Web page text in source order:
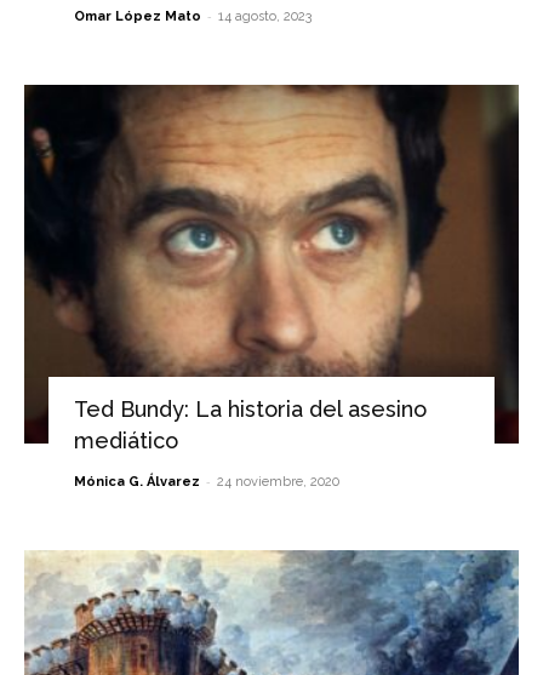
Omar López Mato - 14 agosto, 2023
Ted Bundy: La historia del asesino
mediático
Mónica G. Álvarez - 24 noviembre, 2020